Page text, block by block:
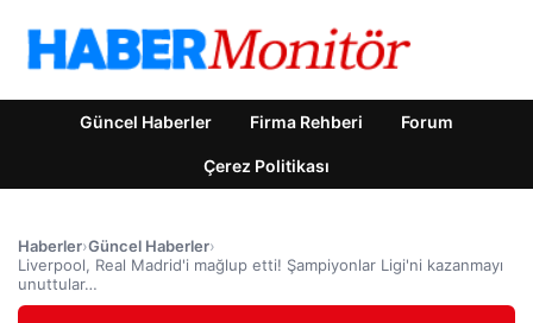
Güncel Haberler Firma Rehberi Forum
Çerez Politikası
Haberler›Güncel Haberler›
Liverpool, Real Madrid'i mağlup etti! Şampiyonlar Ligi'ni kazanmayı
unuttular…